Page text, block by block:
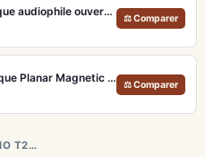
Sennheiser HD 650 – Casque audiophile ouvert pour l'écoute analytique
⚖ Comparer
HIFIMAN SUNDARA – Casque Planar Magnetic Ouvert Over-Ear Audiophile
⚖ Comparer
T2…